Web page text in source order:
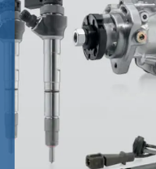
поступления
от 30.07.2026